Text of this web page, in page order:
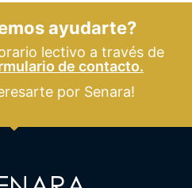
ayudarte?
lectivo a través de
de contacto.
por Senara!